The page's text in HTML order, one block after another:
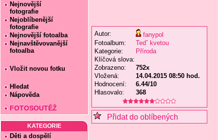
Nejnovější
fotografie
Nejoblíbenější
fotografie
Nejnovější fotoalba
Nejnavštěvovanější
fotoalba
Vložit novou fotku
Hledat
Nápověda
FOTOSOUTĚŽ
KATEGORIE
Děti a dospělí
Autor:
fanypol
Fotoalbum:
Tedˇ kvetou
Kategorie:
Příroda
Klíčová slova:
Zobrazeno:
752x
Vložená:
14.04.2015 08:50 hod.
Hodnocení:
6.44/10
Hlasovalo:
368
Přidat do oblíbených